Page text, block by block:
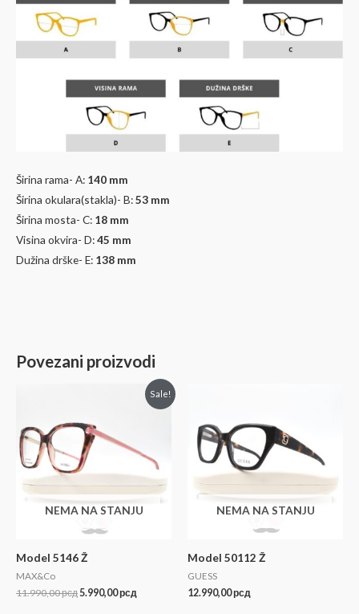
Širina rama- A: 140 mm
Širina okulara(stakla)- B:53 mm
Širina mosta- C: 18 mm
Visina okvira- D:45 mm
Dužina drške- E: 138 mm
Povezani proizvodi
Sale!
NEMA NA STANJU
Model 5146 Ž
MAX&Co
11.990,00рсд5.990,00рсд
NEMA NA STANJU
Model 50112 Ž
GUESS
12.990,00рсд